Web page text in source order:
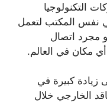
التكنولوجيا
نفس المكتب لتعمل
مجرد اتصال
أي مكان في العالم.
زيادة كبيرة في
الخارجي خلال